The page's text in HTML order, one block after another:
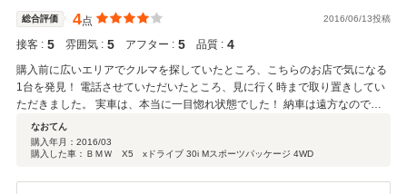
総合評価 4点 2016/06/13投稿
接客 : 5 雰囲気 : 5 アフター : 5 品質 : 4
購入前に広いエリアでクルマを探していたところ、こちらのお店で気になる
1台を発見！ 電話させていただいたところ、見に行く時まで取り置きしてい
ただきました。 実車は、本当に一目惚れ状態でした！ 納車は遠方なので業
者にして頂き、その後ちょっとした不具合はあったものの、保証範囲内は保
証で、消耗部位は自費で修理し、それ以降はとても快調に走っています。今
でも見るたびに、惚れ惚れしています。 1カ月1000km保証と、さほど長く
なおてん
購入年月： 2016/03
購入した車：ＢＭＷ X5 xドライブ 30i Mスポーツパッケージ 4WD